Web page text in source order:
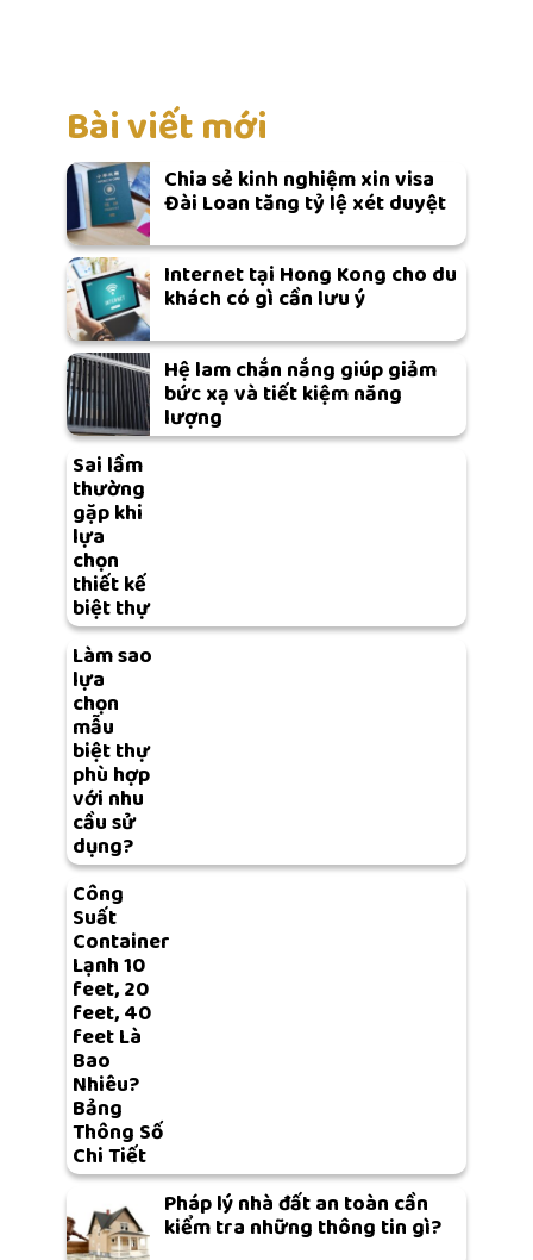
Bài viết mới
Chia sẻ kinh nghiệm xin visa
Đài Loan tăng tỷ lệ xét duyệt
Internet tại Hong Kong cho du
khách có gì cần lưu ý
Hệ lam chắn nắng giúp giảm
bức xạ và tiết kiệm năng
lượng
Sai lầm
thường
gặp khi
lựa
chọn
thiết kế
biệt thự
Làm sao
lựa
chọn
mẫu
biệt thự
phù hợp
với nhu
cầu sử
dụng?
Công
Suất
Container
Lạnh 10
feet, 20
feet, 40
feet Là
Bao
Nhiêu?
Bảng
Thông Số
Chi Tiết
Pháp lý nhà đất an toàn cần
kiểm tra những thông tin gì?